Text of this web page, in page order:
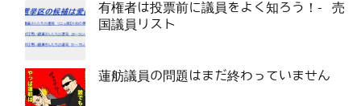
有権者は投票前に議員をよく知ろう！- 売
国議員リスト
蓮舫議員の問題はまだ終わっていません